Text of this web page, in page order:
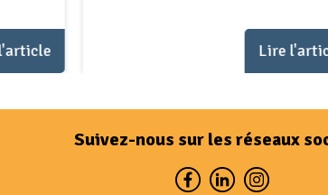
Lire
Suivez-nous sur les réseaux